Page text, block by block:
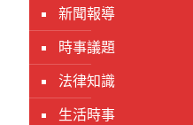
新聞報導
時事議題
法律知識
生活時事